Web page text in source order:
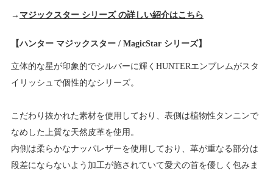
→ マジックスター シリーズ の詳しい紹介はこちら
【ハンター マジックスター / MagicStar シリーズ】
立体的な星が印象的でシルバーに輝くHUNTERエンブレムがスタ
イリッシュで個性的なシリーズ。
こだわり抜かれた素材を使用しており、表側は植物性タンニンで
なめした上質な天然皮革を使用。
内側は柔らかなナッパレザーを使用しており、革が重なる部分は
段差にならないよう加工が施されていて愛犬の首を優しく包みま